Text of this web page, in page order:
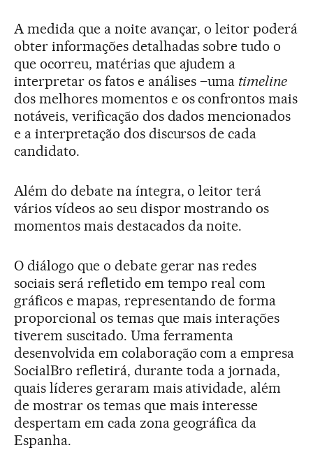
A medida que a noite avançar, o leitor poderá
obter informações detalhadas sobre tudo o
que ocorreu, matérias que ajudem a
interpretar os fatos e análises –uma timeline
dos melhores momentos e os confrontos mais
notáveis, verificação dos dados mencionados
e a interpretação dos discursos de cada
candidato.
Além do debate na íntegra, o leitor terá
vários vídeos ao seu dispor mostrando os
momentos mais destacados da noite.
O diálogo que o debate gerar nas redes
sociais será refletido em tempo real com
gráficos e mapas, representando de forma
proporcional os temas que mais interações
tiverem suscitado. Uma ferramenta
desenvolvida em colaboração com a empresa
SocialBro refletirá, durante toda a jornada,
quais líderes geraram mais atividade, além
de mostrar os temas que mais interesse
despertam em cada zona geográfica da
Espanha.